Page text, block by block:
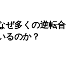
ぜ多くの逆転合
るのか？